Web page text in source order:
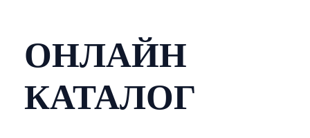
ОНЛАЙН
КАТАЛОГ